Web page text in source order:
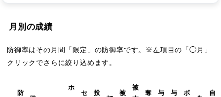
月別の成績
防御率はその月間「限定」の防御率です。※左項目の「◯月」
クリックでさらに絞り込めます。
防
ホ
セ
投
被
被
奪
与
与
ボ
自